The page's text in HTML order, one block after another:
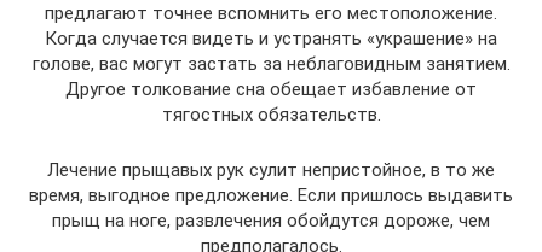
предлагают точнее вспомнить его местоположение.
Когда случается видеть и устранять «украшение» на
голове, вас могут застать за неблаговидным занятием.
Другое толкование сна обещает избавление от
тягостных обязательств.
Лечение прыщавых рук сулит непристойное, в то же
время, выгодное предложение. Если пришлось выдавить
прыщ на ноге, развлечения обойдутся дороже, чем
предполагалось.